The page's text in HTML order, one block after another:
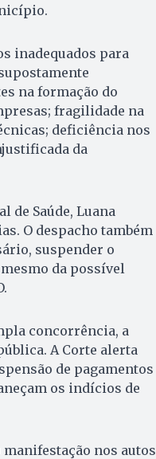
inadequados para
na formação do
fragilidade na
deficiência nos
da
de Saúde, Luana
O despacho também
suspender o
da possível
concorrência, a
A Corte alerta
de pagamentos
os indícios de
nos autos